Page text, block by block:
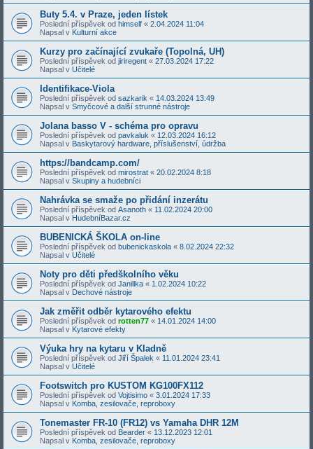
Buty 5.4. v Praze, jeden lístek
Poslední příspěvek od himself « 2.04.2024 11:04
Napsal v Kulturní akce
Kurzy pro začínající zvukaře (Topolná, UH)
Poslední příspěvek od jiriregent « 27.03.2024 17:22
Napsal v Učitelé
Identifikace-Viola
Poslední příspěvek od sazkarik « 14.03.2024 13:49
Napsal v Smyčcové a další strunné nástroje
Jolana basso V - schéma pro opravu
Poslední příspěvek od pavkaluk « 12.03.2024 16:12
Napsal v Baskytarový hardware, příslušenství, údržba
https://bandcamp.com/
Poslední příspěvek od mirostrat « 20.02.2024 8:18
Napsal v Skupiny a hudebníci
Nahrávka se smaže po přidání inzerátu
Poslední příspěvek od Asanoth « 11.02.2024 20:00
Napsal v HudebníBazar.cz
BUBENICKÁ ŠKOLA on-line
Poslední příspěvek od bubenickaskola « 8.02.2024 22:32
Napsal v Učitelé
Noty pro děti předškolního věku
Poslední příspěvek od Janillka « 1.02.2024 10:22
Napsal v Dechové nástroje
Jak změřit odběr kytarového efektu
Poslední příspěvek od rotten77 « 14.01.2024 14:00
Napsal v Kytarové efekty
Výuka hry na kytaru v Kladně
Poslední příspěvek od Jiří Špalek « 11.01.2024 23:41
Napsal v Učitelé
Footswitch pro KUSTOM KG100FX112
Poslední příspěvek od Vojtisimo « 3.01.2024 17:33
Napsal v Komba, zesilovače, reproboxy
Tonemaster FR-10 (FR12) vs Yamaha DHR 12M
Poslední příspěvek od Bearder « 13.12.2023 12:01
Napsal v Komba, zesilovače, reproboxy